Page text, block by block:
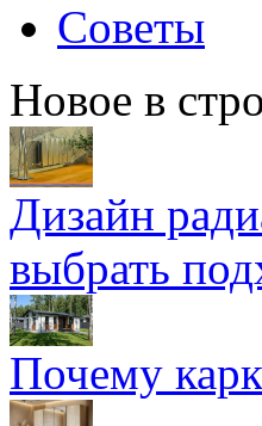
Советы
Новое в
Дизайн
выбрать
Почему